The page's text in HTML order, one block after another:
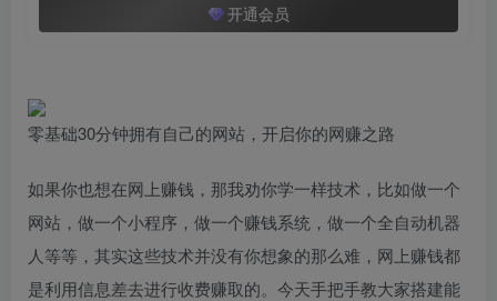
开通会员
零基础30分钟拥有自己的网站，开启你的网赚之路
如果你也想在网上赚钱，那我劝你学一样技术，比如做一个
网站，做一个小程序，做一个赚钱系统，做一个全自动机器
人等等，其实这些技术并没有你想象的那么难，网上赚钱都
是利用信息差去进行收费赚取的。今天手把手教大家搭建能